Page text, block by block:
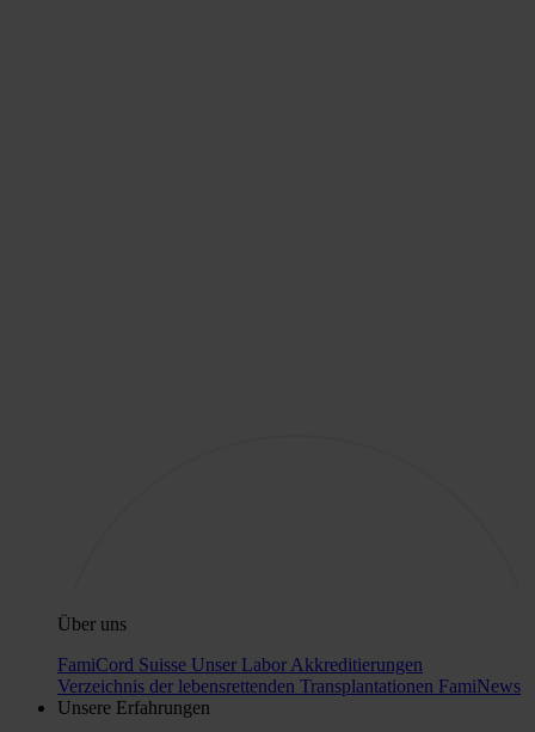
Über uns
FamiCord Suisse Unser Labor Akkreditierungen
Verzeichnis der lebensrettenden Transplantationen FamiNews
Unsere Erfahrungen